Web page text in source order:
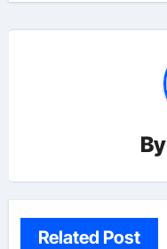
By
Related Post